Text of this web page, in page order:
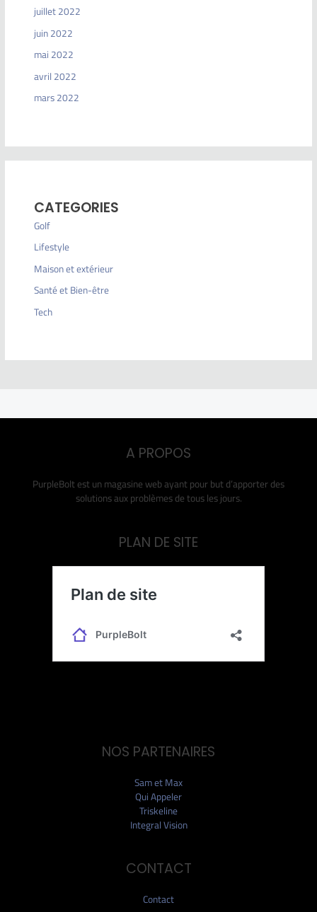
juillet 2022
juin 2022
mai 2022
avril 2022
mars 2022
CATEGORIES
Golf
Lifestyle
Maison et extérieur
Santé et Bien-être
Tech
A PROPOS
PurpleBolt est un magasine web ayant pour but d’apporter des
solutions aux problèmes de tous les jours.
PLAN DE SITE
NOS PARTENAIRES
Sam et Max
Qui Appeler
Triskeline
Integral Vision
CONTACT
Contact